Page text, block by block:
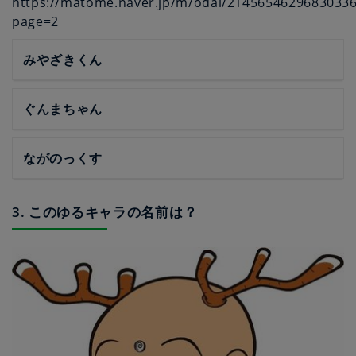
page=2
みやざきくん
ぐんまちゃん
ながのっくす
3. このゆるキャラの名前は？